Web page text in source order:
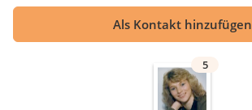
Als Kontakt hinzufügen
5